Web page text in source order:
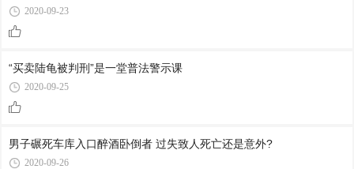
2020-09-23
“买卖陆龟被判刑”是一堂普法警示课
2020-09-25
男子碾死车库入口醉酒卧倒者 过失致人死亡还是意外?
2020-09-26